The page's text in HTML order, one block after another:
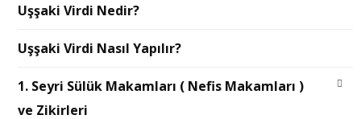
Uşşaki Virdi Nedir?
Uşşaki Virdi Nasıl Yapılır?
1. Seyri Sülük Makamları ( Nefis Makamları )
ve Zikirleri